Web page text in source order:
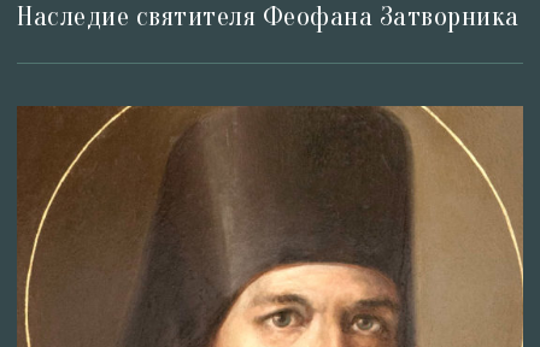
Наследие святителя Феофана Затворника